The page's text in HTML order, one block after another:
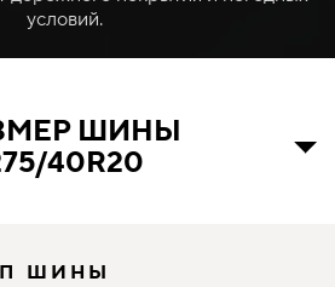
условий.
ШИНЫ
40R20
ШИНЫ